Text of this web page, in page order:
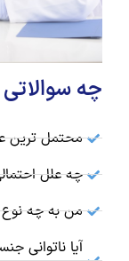
چه
محتمل ترین
چه علل
من به چه نوع
آیا ناتوانی